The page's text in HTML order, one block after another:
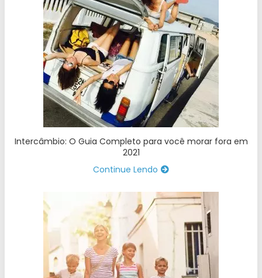
Intercâmbio: O Guia Completo para você morar fora em
2021
Continue Lendo